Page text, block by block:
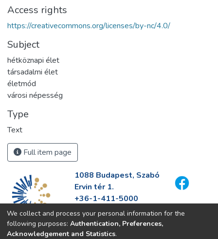
Access rights
https://creativecommons.org/licenses/by-nc/4.0/
Subject
hétköznapi élet
társadalmi élet
életmód
városi népesség
Type
Text
Full item page
1088 Budapest, Szabó
Ervin tér 1.
+36-1-411-5000
info@fszek.hu
https://fszek.hu
We collect and process your personal information for the
following purposes: Authentication, Preferences,
Acknowledgement and Statistics.